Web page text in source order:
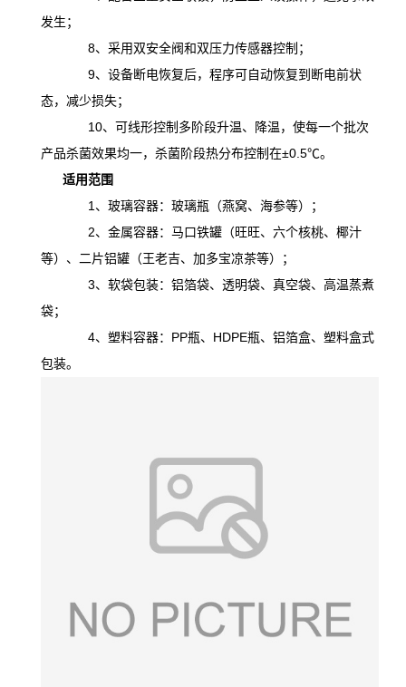
发生；
8、采用双安全阀和双压力传感器控制；
9、设备断电恢复后，程序可自动恢复到断电前状
态，减少损失；
10、可线形控制多阶段升温、降温， 使每一个批次
产品杀菌效果均一，杀菌阶段热分布控制在±0.5℃。
适用范围
1、玻璃容器：玻璃瓶（燕窝、海参等）；
2、金属容器：马口铁罐（旺旺、六个核桃、椰汁
等）、二片铝罐（王老吉、加多宝凉茶等）；
3、软袋包装：铝箔袋、透明袋、真空袋、高温蒸煮
袋；
4、塑料容器：PP瓶、HDPE瓶、铝箔盒、塑料盒式
包装。